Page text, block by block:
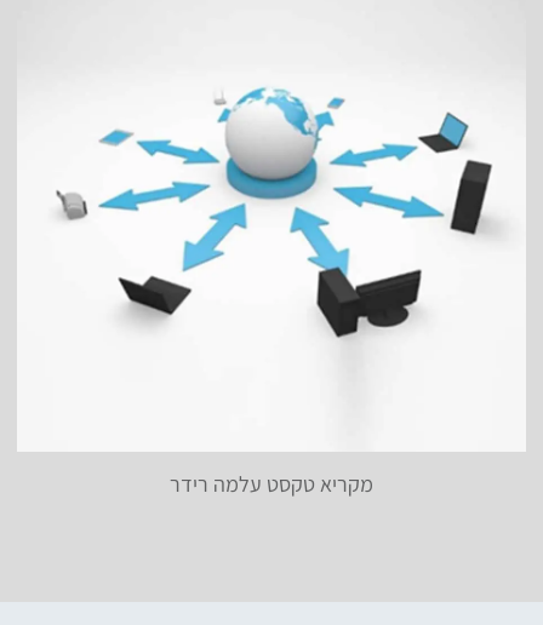
מקריא טקסט עלמה רידר